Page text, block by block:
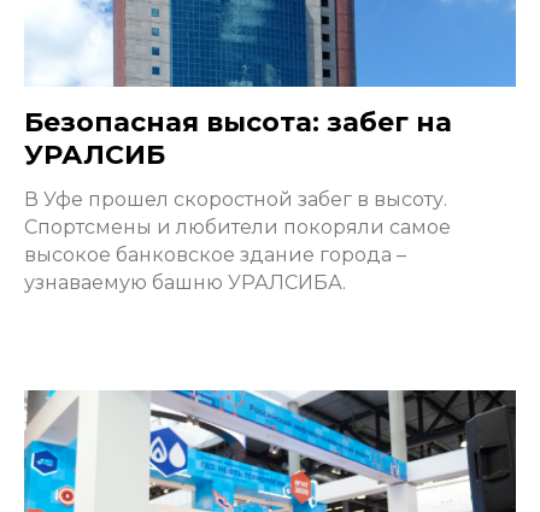
Безопасная высота: забег на
УРАЛСИБ
В Уфе прошел скоростной забег в высоту.
Спортсмены и любители покоряли самое
высокое банковское здание города –
узнаваемую башню УРАЛСИБА.